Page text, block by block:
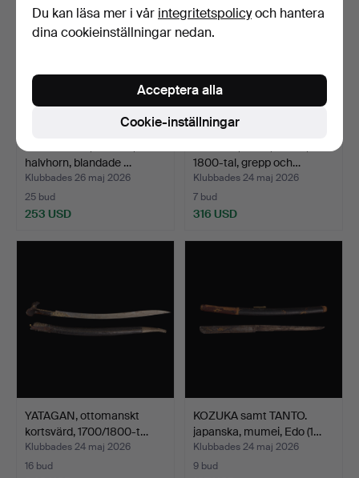
halvhorn, blandade …
Klubbades 26 maj 2026
25 bud
253 USD
1800-tal, grepp och…
Klubbades 24 maj 2026
7 bud
316 USD
YATAGAN, ottomanskt
kortsvärd, 1700/1800-t…
Klubbades 24 maj 2026
16 bud
KOZUKA samt TANTO.
japanska, mumei, Edo (1…
Klubbades 24 maj 2026
9 bud
Du kan läsa mer i vår integritetspolicyoch hantera
dina cookieinställningar nedan.
Cookie-inställningar
Acceptera alla